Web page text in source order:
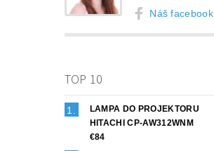
Náš facebook
TOP 10
LAMPA DO PROJEKTORU
HITACHI CP-AW312WNM
€84